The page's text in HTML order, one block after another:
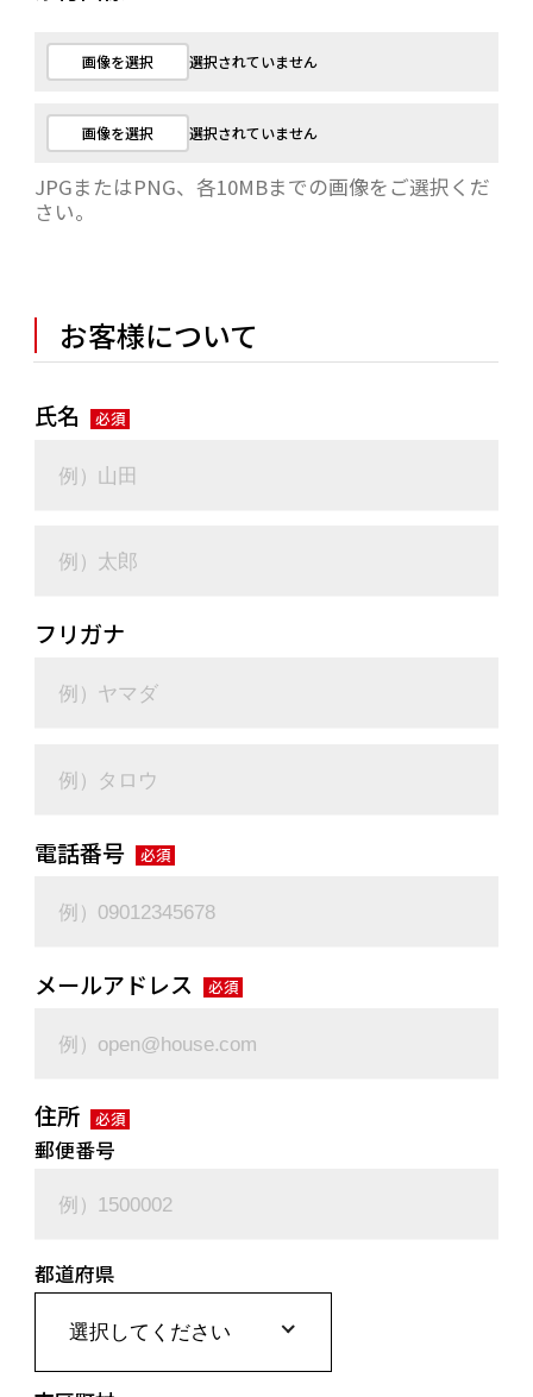
画像を選択 選択されていません
画像を選択 選択されていません
JPGまたはPNG、各10MBまでの画像をご選択くだ
さい。
お客様について
氏名 必須
フリガナ
電話番号 必須
メールアドレス 必須
住所 必須
郵便番号
都道府県